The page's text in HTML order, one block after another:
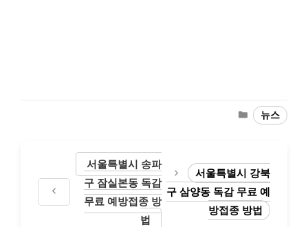
Categories
뉴스
서울특별시 송파
구 잠실본동 독감
무료 예방접종 방
법
서울특별시 강북
구 삼양동 독감 무료 예
방접종 방법